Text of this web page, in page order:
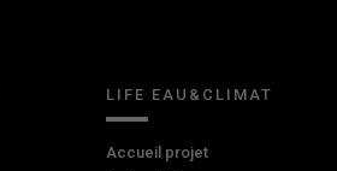
LIFE EAU&CLIMAT
Accueil projet